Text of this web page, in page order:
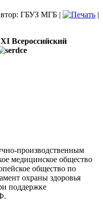
ГБУЗ МГБ |
|
Всероссийский
производственным
медицинское общество
общество по
охраны здоровья
поддержке